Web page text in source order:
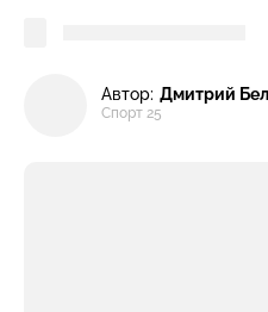
Автор: Дмитрий
Спорт 25